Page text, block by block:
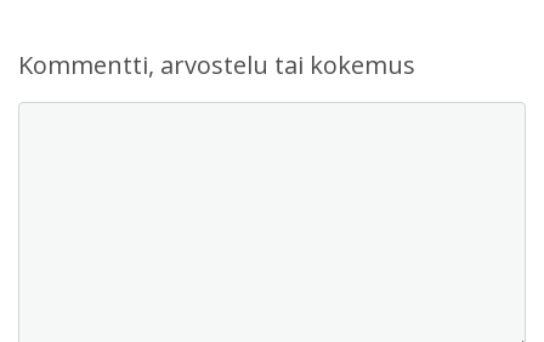
Kommentti, arvostelu tai kokemus